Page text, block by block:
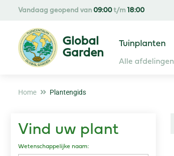
Home Plantengids
Vandaag geopend van 09:00 t/m 18:00
Tuinplanten
Alle afdelingen
Vind uw plant
Wetenschappelijke naam: